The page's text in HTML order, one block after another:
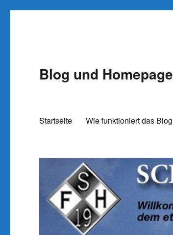
Blog und
Startseite Wie funktioniert das